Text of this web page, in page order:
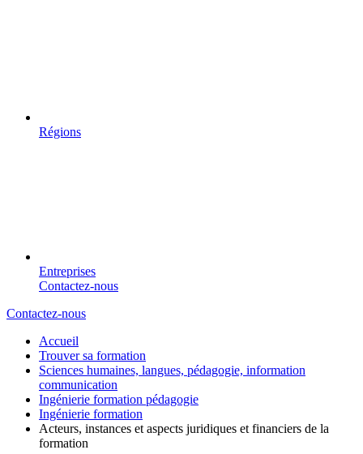
Régions
Entreprises
Contactez-nous
Contactez-nous
Accueil
Trouver sa formation
Sciences humaines, langues, pédagogie, information
communication
Ingénierie formation pédagogie
Ingénierie formation
Acteurs, instances et aspects juridiques et financiers de la
formation